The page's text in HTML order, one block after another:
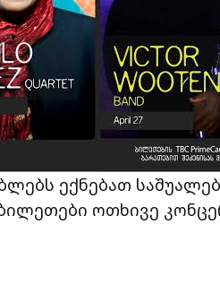
ექნებათ
ოთხივე